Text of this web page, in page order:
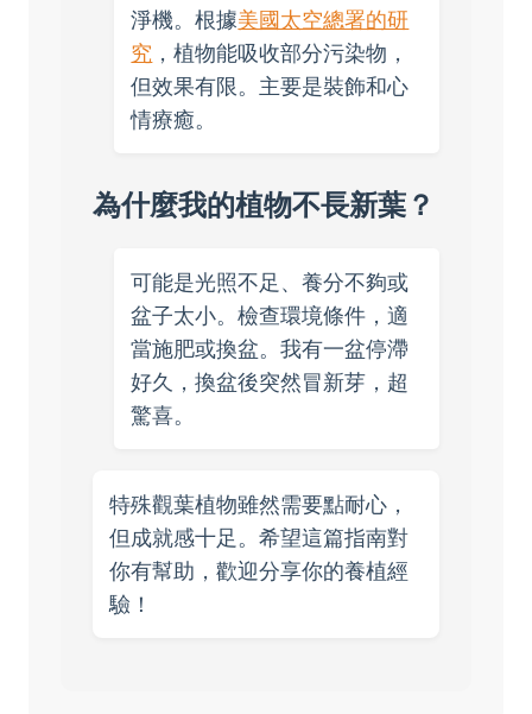
淨機。根據美國太空總署的研
究 ，植物能吸收部分污染物，
但效果有限。主要是裝飾和心
情療癒。
為什麼我的植物不長新葉？
可能是光照不足、養分不夠或
盆子太小。檢查環境條件，適
當施肥或換盆。我有一盆停滯
好久，換盆後突然冒新芽，超
驚喜。
特殊觀葉植物雖然需要點耐心，
但成就感十足。希望這篇指南對
你有幫助，歡迎分享你的養植經
驗！